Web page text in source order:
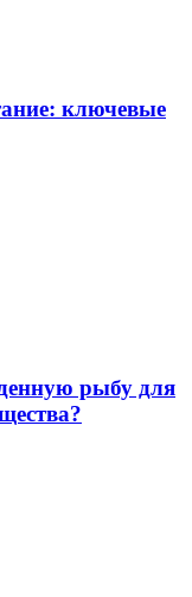
ключевые
рыбу для